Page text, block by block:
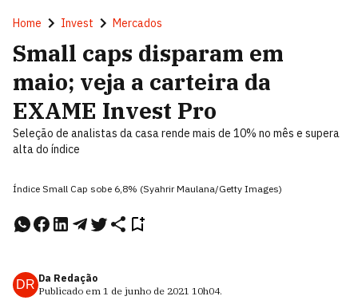
Home Invest Mercados
Small caps disparam em
maio; veja a carteira da
EXAME Invest Pro
Seleção de analistas da casa rende mais de 10% no mês e supera
alta do índice
Índice Small Cap sobe 6,8% (Syahrir Maulana/Getty Images)
DR Da Redação
Publicado em 1 de junho de 2021 10h04.